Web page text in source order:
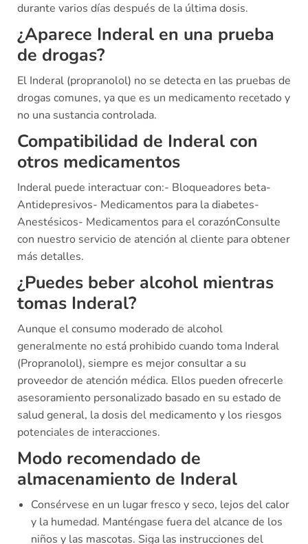
durante varios días después de la última dosis.
¿Aparece Inderal en una prueba
de drogas?
El Inderal (propranolol) no se detecta en las pruebas de
drogas comunes, ya que es un medicamento recetado y
no una sustancia controlada.
Compatibilidad de Inderal con
otros medicamentos
Inderal puede interactuar con:- Bloqueadores beta-
Antidepresivos- Medicamentos para la diabetes-
Anestésicos- Medicamentos para el corazónConsulte
con nuestro servicio de atención al cliente para obtener
más detalles.
¿Puedes beber alcohol mientras
tomas Inderal?
Aunque el consumo moderado de alcohol
generalmente no está prohibido cuando toma Inderal
(Propranolol), siempre es mejor consultar a su
proveedor de atención médica. Ellos pueden ofrecerle
asesoramiento personalizado basado en su estado de
salud general, la dosis del medicamento y los riesgos
potenciales de interacciones.
Modo recomendado de
almacenamiento de Inderal
Consérvese en un lugar fresco y seco, lejos del calor
y la humedad. Manténgase fuera del alcance de los
niños y las mascotas. Siga las instrucciones del